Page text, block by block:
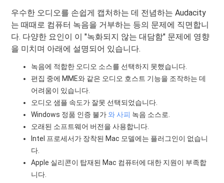
우수한 오디오를 손쉽게 캡처하는 데 전념하는 Audacity
는 때때로 컴퓨터 녹음을 거부하는 등의 문제에 직면합니
다. 다양한 요인이 이 "녹화되지 않는 대담함" 문제에 영향
을 미치며 아래에 설명되어 있습니다.
녹음에 적합한 오디오 소스를 선택하지 못했습니다.
편집 중에 MME와 같은 오디오 호스트 기능을 조작하는 데
어려움이 있습니다.
오디오 샘플 속도가 잘못 선택되었습니다.
Windows 정품 인증 불가와 사피 녹음 소스로.
오래된 소프트웨어 버전을 사용합니다.
Intel 프로세서가 장착된 Mac 모델에는 플러그인이 없습니
다.
Apple 실리콘이 탑재된 Mac 컴퓨터에 대한 지원이 부족합
니다.